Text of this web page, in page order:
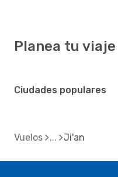
Planea tu viaje
Ciudades populares
Vuelos Ji'an